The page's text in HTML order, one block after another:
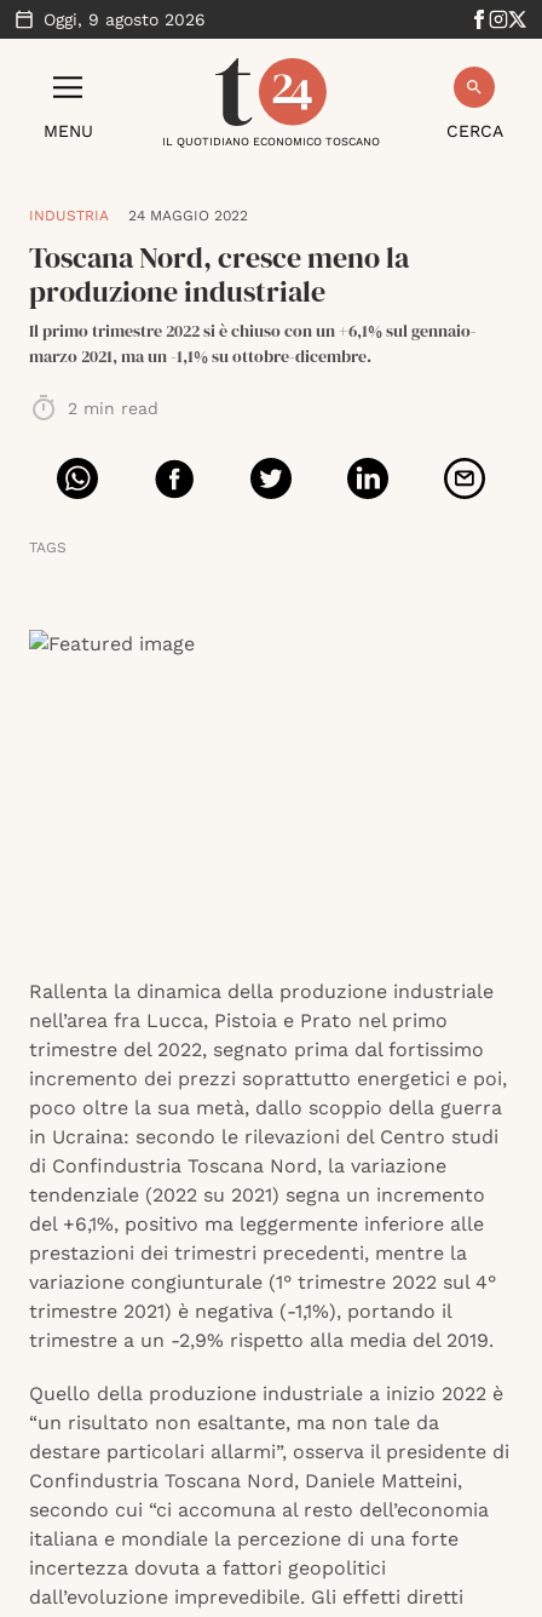
Oggi, 9 agosto 2026
MENU CERCA
IL QUOTIDIANO ECONOMICO TOSCANO
INDUSTRIA 24 MAGGIO 2022
Toscana Nord, cresce meno la
produzione industriale
Il primo trimestre 2022 si è chiuso con un +6,1% sul gennaio-
marzo 2021, ma un -1,1% su ottobre-dicembre.
2 min read
TAGS
Rallenta la dinamica della produzione industriale
nell’area fra Lucca, Pistoia e Prato nel primo
trimestre del 2022, segnato prima dal fortissimo
incremento dei prezzi soprattutto energetici e poi,
poco oltre la sua metà, dallo scoppio della guerra
in Ucraina: secondo le rilevazioni del Centro studi
di Confindustria Toscana Nord, la variazione
tendenziale (2022 su 2021) segna un incremento
del +6,1%, positivo ma leggermente inferiore alle
prestazioni dei trimestri precedenti, mentre la
variazione congiunturale (1° trimestre 2022 sul 4°
trimestre 2021) è negativa (-1,1%), portando il
trimestre a un -2,9% rispetto alla media del 2019.
Quello della produzione industriale a inizio 2022 è
“un risultato non esaltante, ma non tale da
destare particolari allarmi”, osserva il presidente di
Confindustria Toscana Nord, Daniele Matteini,
secondo cui “ci accomuna al resto dell’economia
italiana e mondiale la percezione di una forte
incertezza dovuta a fattori geopolitici
dall’evoluzione imprevedibile. Gli effetti diretti